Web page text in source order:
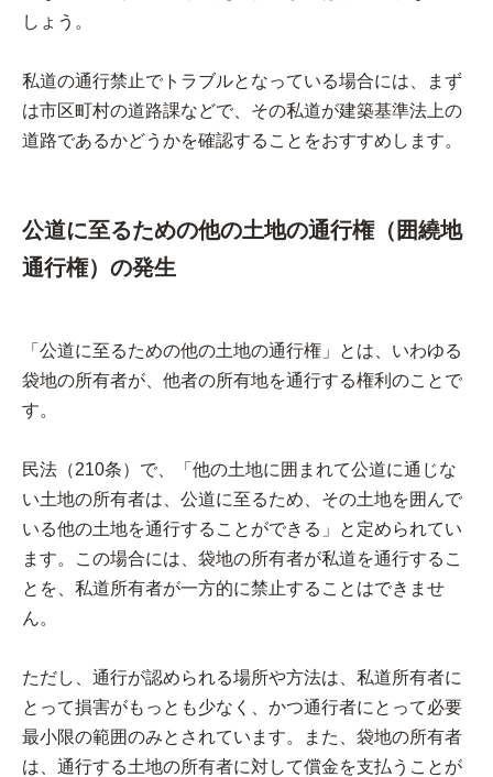
しょう。
私道の通行禁止でトラブルとなっている場合には、まず
は市区町村の道路課などで、その私道が建築基準法上の
道路であるかどうかを確認することをおすすめします。
公道に至るための他の土地の通行権（囲繞地
通行権）の発生
「公道に至るための他の土地の通行権」とは、いわゆる
袋地の所有者が、他者の所有地を通行する権利のことで
す。
民法（210条）で、「他の土地に囲まれて公道に通じな
い土地の所有者は、公道に至るため、その土地を囲んで
いる他の土地を通行することができる」と定められてい
ます。この場合には、袋地の所有者が私道を通行するこ
とを、私道所有者が一方的に禁止することはできませ
ん。
ただし、通行が認められる場所や方法は、私道所有者に
とって損害がもっとも少なく、かつ通行者にとって必要
最小限の範囲のみとされています。また、袋地の所有者
は、通行する土地の所有者に対して償金を支払うことが